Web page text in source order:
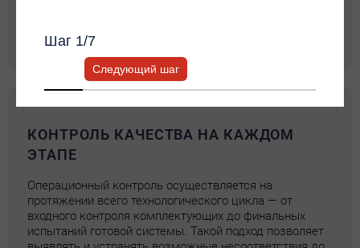
КОНТРОЛЬ КАЧЕСТВА НА КАЖДОМ
ЭТАПЕ
Операционный контроль осуществляется на
протяжении всего технологического цикла — от
входного контроля комплектующих до финальных
испытаний готовой системы. Такой подход позволяет
Шаг 1/7
Следующий шаг